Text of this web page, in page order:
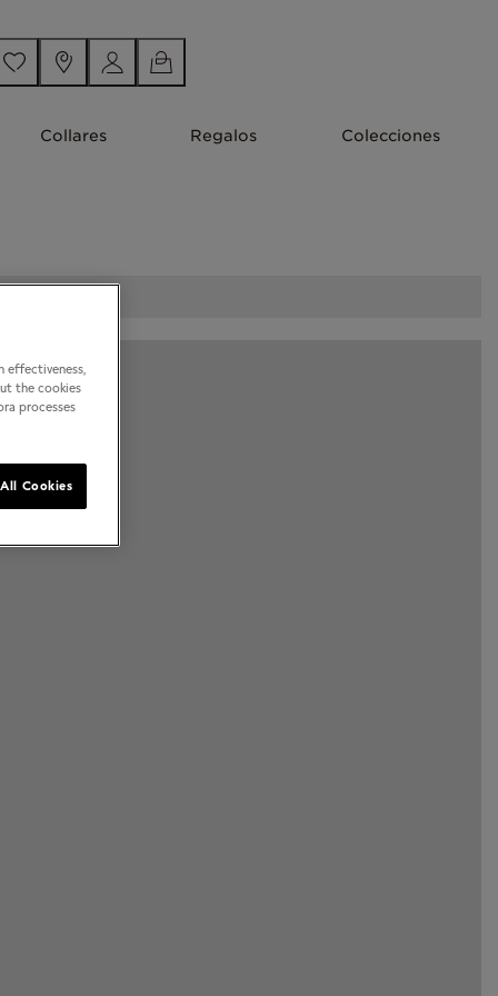
Collares Regalos Colecciones
effectiveness,
the cookies
processes
Cookies